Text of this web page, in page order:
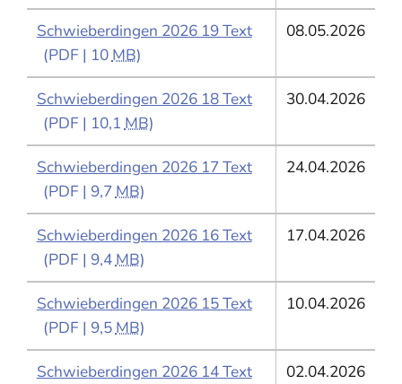
Schwieberdingen 2026 19 Text
(PDF | 10MB)
08.05.2026
Schwieberdingen 2026 18 Text
(PDF | 10,1MB)
30.04.2026
Schwieberdingen 2026 17 Text
(PDF | 9,7MB)
24.04.2026
Schwieberdingen 2026 16 Text
(PDF | 9,4MB)
17.04.2026
Schwieberdingen 2026 15 Text
(PDF | 9,5MB)
10.04.2026
Schwieberdingen 2026 14 Text 02.04.2026